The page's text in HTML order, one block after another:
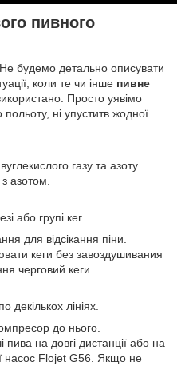
пивного
будемо детально описувати
коли те чи інше пивне
Просто уявімо
ні упуститв жодної
газу та азоту.
азотом.
або групі кег.
для відсікання піни.
кеги без завоздушивания
черговий кеги.
декількох лініях.
до нього.
на довгі дистанції або на
насос Flojet G56. Якщо не